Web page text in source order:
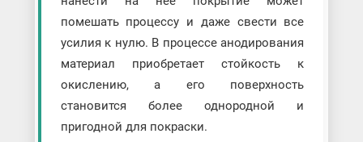
помешать процессу и даже свести все
усилия к нулю. В процессе анодирования
материал приобретает стойкость к
окислению, а его поверхность
становится более однородной и
пригодной для покраски.